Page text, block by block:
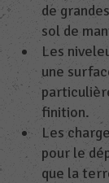
de
sol de
Les
une
finition.
Les
pour le
que la